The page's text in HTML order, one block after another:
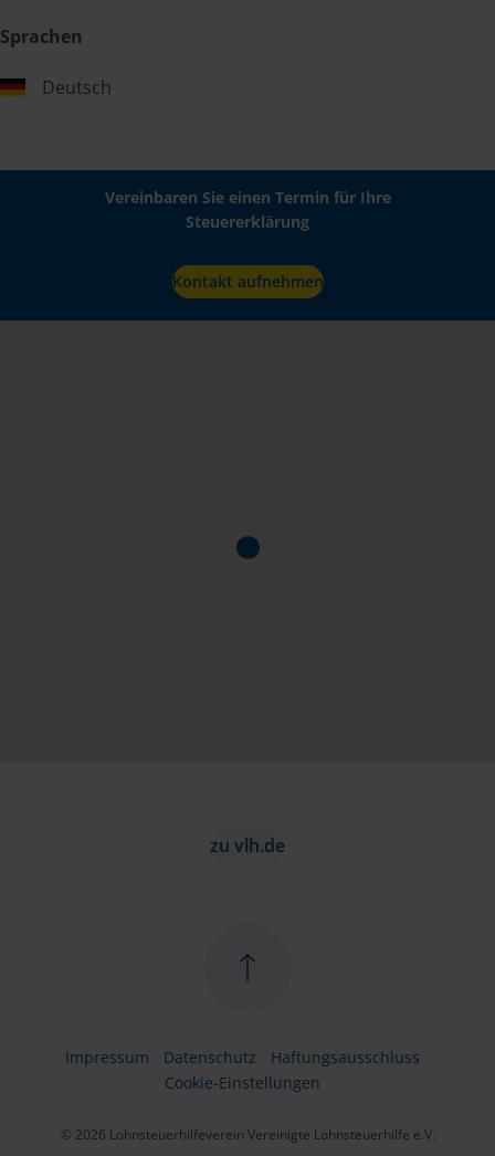
Sprachen
Deutsch
Vereinbaren Sie einen Termin für Ihre
Steuererklärung
Kontakt aufnehmen
zu vlh.de
Impressum Datenschutz
Haftungsausschluss
Cookie-Einstellungen
© 2026 Lohnsteuerhilfeverein Vereinigte Lohnsteuerhilfe e.V.